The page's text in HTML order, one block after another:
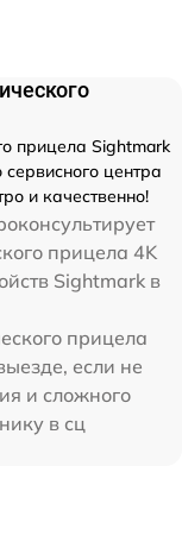
прицела Sightmark
центра
и качественно!
прицела 4K
Sightmark в
прицела
если не
и сложного
в сц